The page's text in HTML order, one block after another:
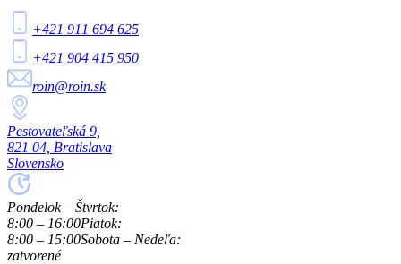
+421 911 694 625
+421 904 415 950
roin@roin.sk
Pestovateľská 9,
821 04, Bratislava
Slovensko
Pondelok – Štvrtok:
8:00 – 16:00Piatok:
8:00 – 15:00Sobota – Nedeľa:
zatvorené